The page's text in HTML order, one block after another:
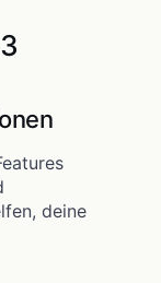
deine